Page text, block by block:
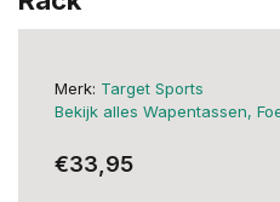
Merk: Target Sports
Bekijk alles Wapentassen,
€33,95